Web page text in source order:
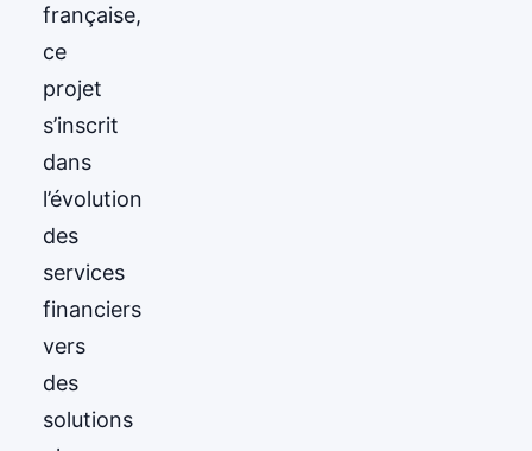
française,
ce
projet
s’inscrit
dans
l’évolution
des
services
financiers
vers
des
solutions